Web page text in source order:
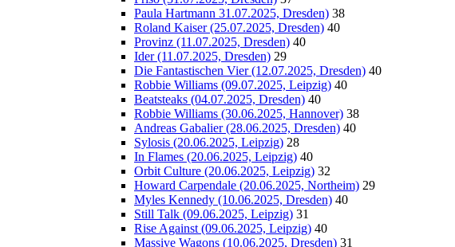
Paula Hartmann 31.07.2025, Dresden) 38
Roland Kaiser (25.07.2025, Dresden) 40
Provinz (11.07.2025, Dresden) 40
Ider (11.07.2025, Dresden) 29
Die Fantastischen Vier (12.07.2025, Dresden) 40
Robbie Williams (09.07.2025, Leipzig) 40
Beatsteaks (04.07.2025, Dresden) 40
Robbie Williams (30.06.2025, Hannover) 38
Andreas Gabalier (28.06.2025, Dresden) 40
Sylosis (20.06.2025, Leipzig) 28
In Flames (20.06.2025, Leipzig) 40
Orbit Culture (20.06.2025, Leipzig) 32
Howard Carpendale (20.06.2025, Northeim) 29
Myles Kennedy (10.06.2025, Dresden) 40
Still Talk (09.06.2025, Leipzig) 31
Rise Against (09.06.2025, Leipzig) 40
Massive Wagons (10.06.2025, Dresden) 31